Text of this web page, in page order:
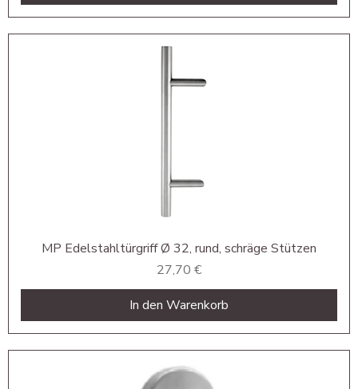
MP Edelstahltürgriff Ø 32, rund, schräge Stützen
Preis
27,70 €
In den Warenkorb